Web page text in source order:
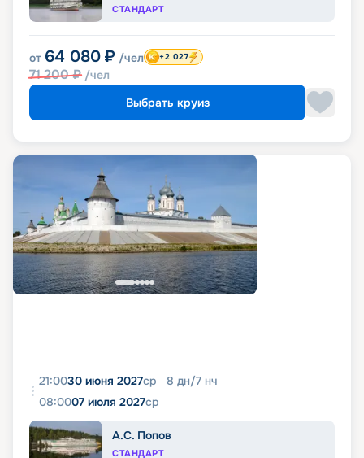
СТАНДАРТ
от 64 080 ₽ /чел
71 200₽ /чел
+2 027
Выбрать круиз
21:0030 июня 2027ср 8 дн/7 нч
08:0007 июля 2027ср
А.С. Попов
СТАНДАРТ